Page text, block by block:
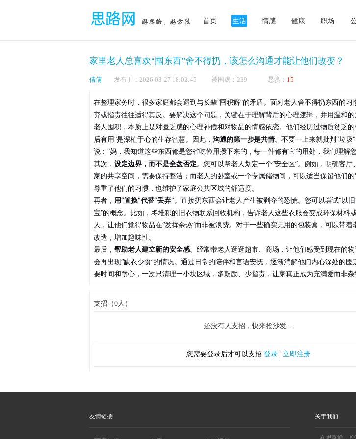
首页 生活 情感 健康 职场
家里老人总喜欢“囤东西”舍不得扔，该怎么沟通才能让他们改变？
倩倩 发布于：2026-03-27 18:02:45 被围观：239 悬赏： 15
在整理家务时，很多家庭都会遇到与长辈“囤积癖”的矛盾。面对老人舍不得扔东西的习
弃或指责往往适得其反。要解决这个问题，关键在于理解背后的心理逻辑，并用温和的
老人囤积，本质上是对匮乏感的心理补偿和对物品的情感依恋。他们经历过物质贫乏的
后有用”是深植于心的生存智慧。因此， 沟通的第一步是共情。不要一上来就批判“垃圾
说：“妈，我知道这些东西都是您省吃俭用攒下来的，每一件都有它的用处，我们理解
其次， 设定边界，而不是全盘否定。您可以帮老人划定一个“安全区”。例如，明确客厅
家的共享空间，需要保持整洁；而老人的卧室或一个专属储物间，可以适当保留他们的
尊重了他们的习惯，也维护了家庭公共区域的舒适度。
再者， 用“置换”代替“丢弃”。直接扔东西会让老人产生被剥夺的恐慌。您可以尝试“以旧
宝”的概念。比如，将堆积的旧衣物联系回收机构，告诉老人这些衣服会变成环保材料
人，让他们觉得物品在“发挥余热”而非被浪费。对于一些确实无用的包装盒，可以带着
改造，增加趣味性。
最后， 帮助老人建立新的安全感。经常带老人逛逛超市、商场，让他们感受到现在的
会再出现“缺衣少食”的情况。通过日常的陪伴和言语安抚，逐渐消解他们内心深处的匮
要时间和耐心，一次只清理一小块区域，多鼓励、少指责，让家真正成为充满爱而非杂
支招（0人）
还没有人支招，快来抢沙发...
您需要登录后才可以支招 登录| 立即注册
友情链接 关于我们
在思路通，